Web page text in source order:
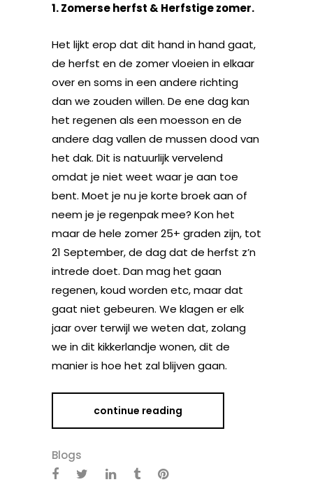
1. Zomerse herfst & Herfstige zomer.
Het lijkt erop dat dit hand in hand gaat,
de herfst en de zomer vloeien in elkaar
over en soms in een andere richting
dan we zouden willen. De ene dag kan
het regenen als een moesson en de
andere dag vallen de mussen dood van
het dak. Dit is natuurlijk vervelend
omdat je niet weet waar je aan toe
bent. Moet je nu je korte broek aan of
neem je je regenpak mee? Kon het
maar de hele zomer 25+ graden zijn, tot
21 September, de dag dat de herfst z’n
intrede doet. Dan mag het gaan
regenen, koud worden etc, maar dat
gaat niet gebeuren. We klagen er elk
jaar over terwijl we weten dat, zolang
we in dit kikkerlandje wonen, dit de
manier is hoe het zal blijven gaan.
continue reading
Blogs